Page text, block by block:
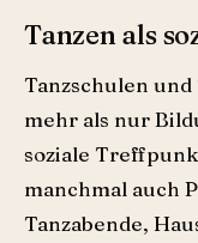
Tanzen als
Tanzschulen
mehr als nur
soziale
manchmal auch
Tanzabende,